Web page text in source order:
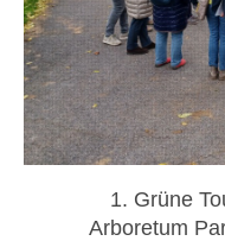
1. Grüne
Arboretum